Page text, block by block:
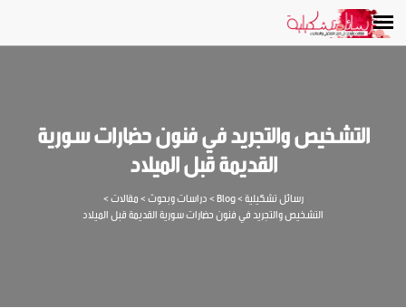
التشخيص والتجريد في فنون حضارات سورية
القديمة قبل الميلاد
رسائل تشكيلية>
Blog
>دراسات وبحوث>مقالات>
التشخيص والتجريد في فنون حضارات سورية القديمة قبل الميلاد